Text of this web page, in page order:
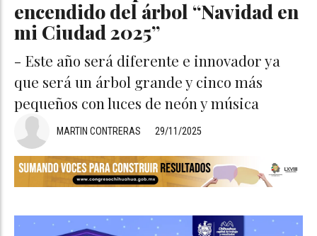
encendido del árbol “Navidad en
mi Ciudad 2025”
- Este año será diferente e innovador ya
que será un árbol grande y cinco más
pequeños con luces de neón y música
29/11/2025
MARTIN CONTRERAS